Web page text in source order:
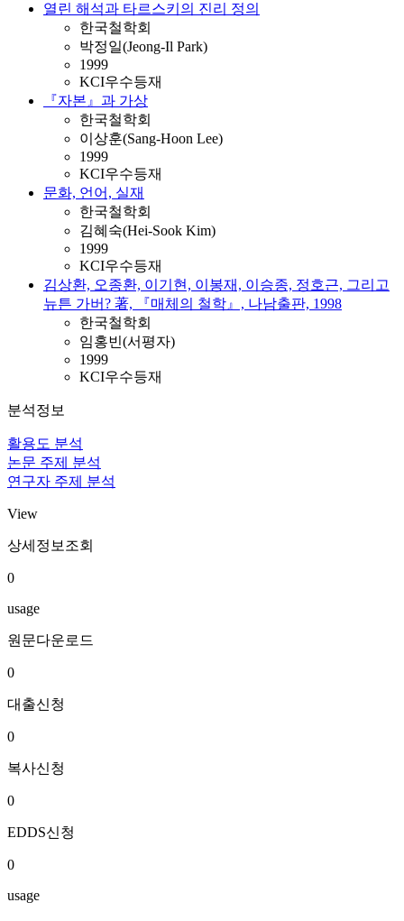
열린 해석과 타르스키의 진리 정의
한국철학회
박정일(Jeong-Il Park)
1999
KCI우수등재
『자본』과 가상
한국철학회
이상훈(Sang-Hoon Lee)
1999
KCI우수등재
문화, 언어, 실재
한국철학회
김혜숙(Hei-Sook Kim)
1999
KCI우수등재
김상환, 오종환, 이기현, 이봉재, 이승종, 정호근, 그리고
뉴튼 가버? 著, 『매체의 철학』, 나남출판, 1998
한국철학회
임홍빈(서평자)
1999
KCI우수등재
분석정보
활용도 분석
논문 주제 분석
연구자 주제 분석
View
상세정보조회
0
usage
원문다운로드
0
대출신청
0
복사신청
0
EDDS신청
0
usage